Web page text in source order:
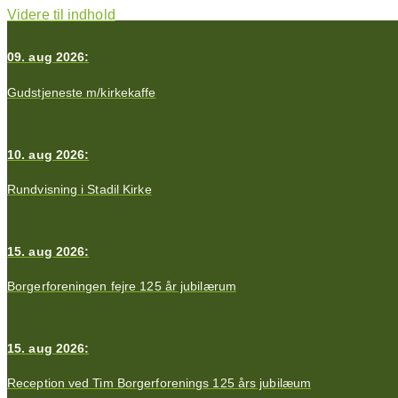
Videre til indhold
09. aug 2026:
Gudstjeneste m/kirkekaffe
10. aug 2026:
Rundvisning i Stadil Kirke
15. aug 2026:
Borgerforeningen fejre 125 år jubilærum
15. aug 2026:
Reception ved Tim Borgerforenings 125 års jubilæum